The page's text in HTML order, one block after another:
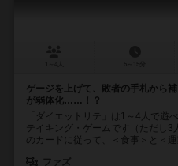
ゲージを上げて、敗者の手札から
が弱体化……！？
「ダイエットリテ」は1～4人で遊
テイキング・ゲームです（ただし3
のカードに従って、＜食事＞と＜
ファズ